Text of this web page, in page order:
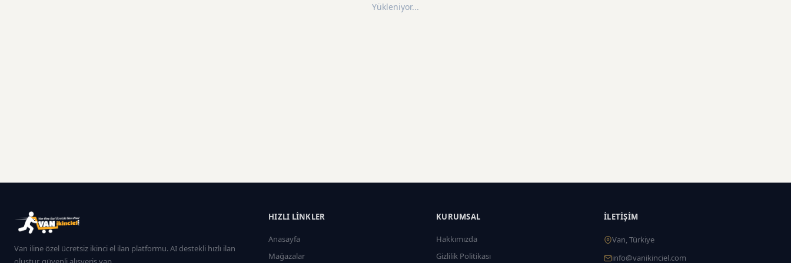
Yükleniyor...
Van iline özel ücretsiz ikinci el ilan platformu. AI destekli hızlı ilan
HIZLI LINKLER
Anasayfa
Mağazalar
KURUMSAL
Hakkımızda
Gizlilik Politikası
İLETIŞIM
Van, Türkiye
info@vanikinciel.com